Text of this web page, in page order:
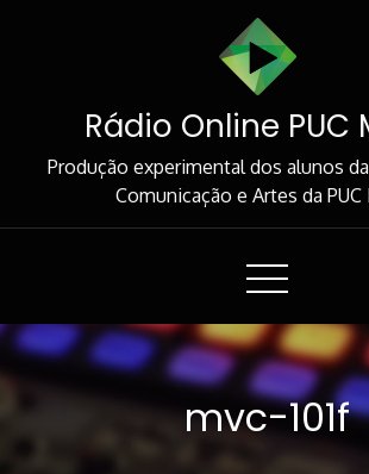
Rádio Online PUC
Produção experimental dos alunos
Comunicação e Artes da PUC
mvc-101f